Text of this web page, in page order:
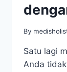
By
Satu lagi
Anda